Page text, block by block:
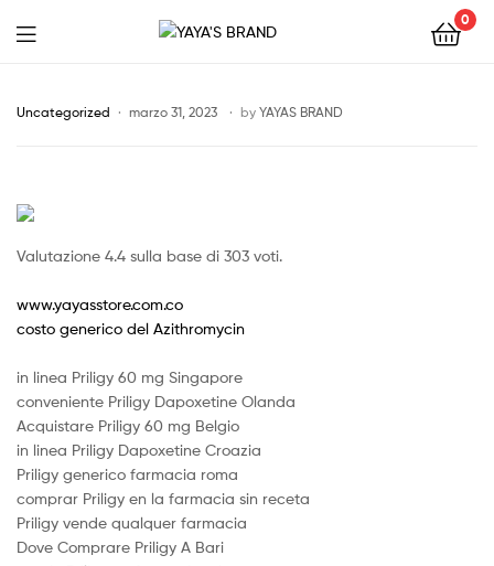
BRAND
0
Uncategorized marzo 31, 2023 by YAYAS BRAND
Valutazione 4.4 sulla base di 303 voti.
www.yayasstore.com.co
costo generico del Azithromycin
in linea Priligy 60 mg Singapore
conveniente Priligy Dapoxetine Olanda
Acquistare Priligy 60 mg Belgio
in linea Priligy Dapoxetine Croazia
Priligy generico farmacia roma
comprar Priligy en la farmacia sin receta
Priligy vende qualquer farmacia
Dove Comprare Priligy A Bari